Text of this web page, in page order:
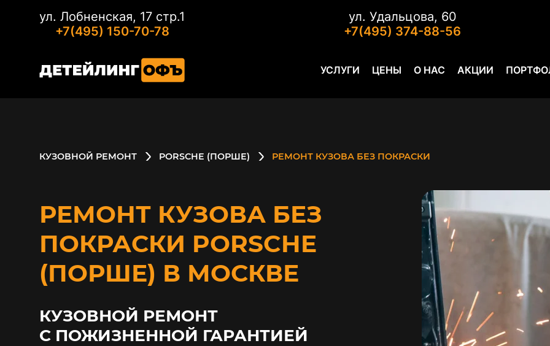
ул. Лобненская, 17 стр.1
+7(495) 150-70-78
ул. Удальцова, 60
+7(495) 374-88-56
УСЛУГИ ЦЕНЫ О НАС АКЦИИ
КУЗОВНОЙ РЕМОНТ PORSCHE (ПОРШЕ) РЕМОНТ КУЗОВА БЕЗ ПОКРАСКИ
РЕМОНТ КУЗОВА БЕЗ
ПОКРАСКИ PORSCHE
(ПОРШЕ) В МОСКВЕ
КУЗОВНОЙ РЕМОНТ
С ПОЖИЗНЕННОЙ ГАРАНТИЕЙ